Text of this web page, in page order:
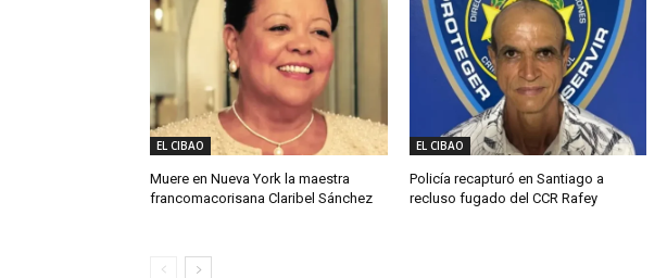
EL CIBAO
Muere en Nueva York la maestra
francomacorisana Claribel Sánchez
EL CIBAO
Policía recapturó en Santiago a
recluso fugado del CCR Rafey